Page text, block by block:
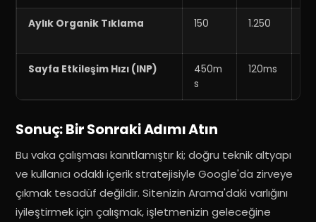
Aylık Organik Tıklama 150 1.250
Sayfa Etkileşim Hızı (INP)
450m
s
120ms
Sonuç: Bir Sonraki Adımı Atın
Bu vaka çalışması kanıtlamıştır ki; doğru teknik altyapı
ve kullanıcı odaklı içerik stratejisiyle Google'da zirveye
çıkmak tesadüf değildir.Sitenizin Arama'daki varlığını
iyileştirmek için çalışmak, işletmenizin geleceğine